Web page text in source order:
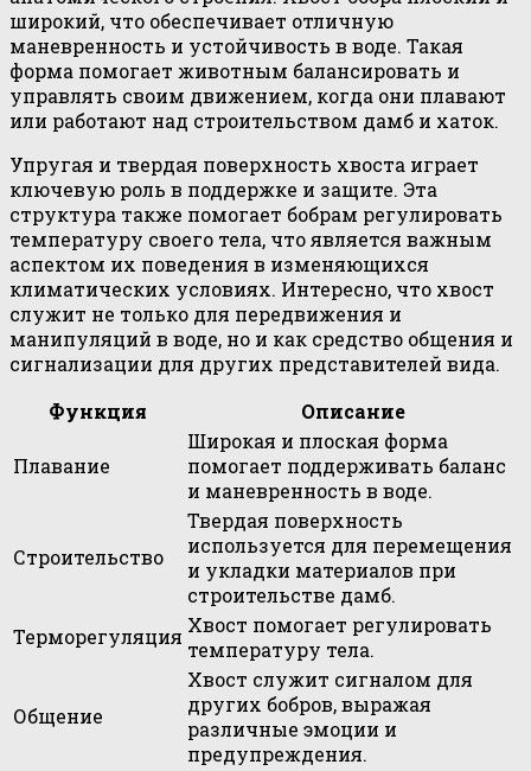
широкий, что обеспечивает отличную
маневренность и устойчивость в воде. Такая
форма помогает животным балансировать и
управлять своим движением, когда они плавают
или работают над строительством дамб и хаток.
Упругая и твердая поверхность хвоста играет
ключевую роль в поддержке и защите. Эта
структура также помогает бобрам регулировать
температуру своего тела, что является важным
аспектом их поведения в изменяющихся
климатических условиях. Интересно, что хвост
служит не только для передвижения и
манипуляций в воде, но и как средство общения и
сигнализации для других представителей вида.
Функция
Описание
Плавание
Широкая и плоская форма
помогает поддерживать баланс
и маневренность в воде.
Строительство
Твердая поверхность
используется для перемещения
и укладки материалов при
строительстве дамб.
Терморегуляция Хвост помогает регулировать
температуру тела.
Общение
Хвост служит сигналом для
других бобров, выражая
различные эмоции и
предупреждения.